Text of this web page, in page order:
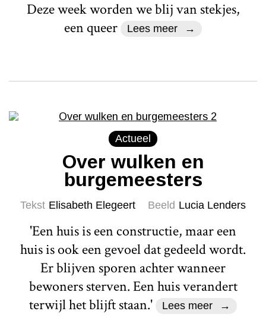
Deze week worden we blij van stekjes,
een queer
Lees meer
Actueel
Over wulken en
burgemeesters
Tekst Elisabeth Elegeert Beeld Lucia Lenders
'Een huis is een constructie, maar een
huis is ook een gevoel dat gedeeld wordt.
Er blijven sporen achter wanneer
bewoners sterven. Een huis verandert
terwijl het blijft staan.'
Lees meer